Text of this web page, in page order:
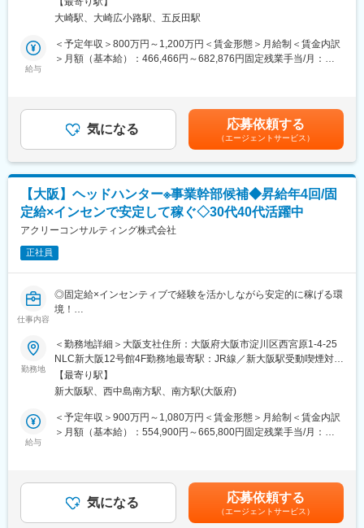
将来的に事業部長→役員（COO）としてご活躍いただく可能性も
ございます。少数精鋭の組織の為、キャリアアップを実現するチ
ャンスが多くあります。
IT知識がなくても活躍されているメンバーもいますので、ご安心
ください。
・設立最短で日本IBMやNTTデータなどトップ企業との取引に成功
するなど発展を続け、7期連続増収増益を継続しております。
・SAP業界の中でも老舗かつ知名度高く、安定したニーズがあり
ます。
・新しいビジネスモデルにも挑戦し続けており、今後事業の主軸
メンバーとして活躍できるチャンスが多くあります。
・社員の頑張りを適切に評価する体制を整えております。
・代表はSAPジャパン株式会社に入社。その後会計金融分野のプ
ロフェッショナルファームにて、約10年間一貫したキャリアを築
いています。
エンジニア転職『Findy』、フリーランス・副業エンジニア向け案
件紹介『Findy Freelance』のカスタマーサクセスまたはユーザー
サクセス（キャリアアドバイザー）部長候補として担当領域の統
括を行っていただきます。
す。中長期的には事業部長候補として、事業全体を統括し、経営
にコミットいただきます。
・担当する領域の事業目標設計および実行計画の策定
・事業目標達成に向けた施策の実行およびチームのマネジメント
（10名以上）
・他部署（開発、マーケティング、コーポレート）との連携
<カスタマーサクセス>
・顧客の採用成功に向けた採用課題の特定と適切なソリューショ
ン提案
・ユーザーサクセスと連携し、ユーザーの提案を行う
・導入/活用プロセスの改善やプロダクトへの顧客のフィードバッ
<ユーザーサクセス>
・エンジニアユーザーと面談を行い、適切な求人提案やキャリア
形成のサポートを行う
・エンジニアユーザー向けのイベントの企画・実行を行う
・2700社以上が導入。ベンチャー～大手までエンジニア採用に苦
戦するIT企業に導入されています。「エンジニアと言えばファイ
ンディ、仕事探すならファインディ」と、企業やエンジニアから
大崎駅、大崎広小路駅、五反田駅
給与
＜予定年収＞800万円～1,200万円＜賃金形態＞月給制＜賃金内訳
＞月額（基本給）：466,466円～682,876円固定残業手当/月：
ご経験とスキルを考慮して決定します。賃金はあくまでも目安の
金額であり、選考を通じて上下する可能性があります。月給(月額)
は固定手当を含めた表記です。
気になる 応募依頼する
（エージェントサービス）
【大阪】ヘッドハンター※事業幹部候補◆昇給年4回/固
定給×インセンで安定して稼ぐ◇30代40代活躍中
アクリーコンサルティング株式会社
正社員
仕事内容
◎固定給×インセンティブで経験を活かしながら安定的に稼げる環
境！
ありなど働きやすい環境／ご家庭と両立する社員も多数！
◎裁量を持った働き方が可能／ポストに就ける可能性あり
■仕事内容
企業経営者の課題解決の戦略パートナーとして、ヘッドハンティ
ングによる即戦力人材の獲得支援を行います。(サーチ型人材紹介
サービスです)
■業務詳細
（1）新規開拓：顧客の情報や業界動向を調査し、人材採用におけ
る課題を分析。その解決のための戦略や獲得すべき人材について
勤務地
＜勤務地詳細＞大阪支社住所：大阪府大阪市淀川区西宮原1-4-25
NLC新大阪12号館4F勤務地最寄駅：JR線／新大阪駅受動喫煙対
策：屋内全面禁煙変更の範囲：会社の定める事業所
【最寄り駅】
新大阪駅、西中島南方駅、南方駅(大阪府)
給与
＜予定年収＞900万円～1,080万円＜賃金形態＞月給制＜賃金内訳
＞月額（基本給）：554,900円～665,800円固定残業手当/月：
給与詳細は経験・スキル等を考慮の上、決定します。■昇給（査
定）：年4回■賞与：年2回 ※実績に基づくインセンティブとなり
ます。賃金はあくまでも目安の金額であり、選考を通じて上下す
気になる 応募依頼する
（エージェントサービス）